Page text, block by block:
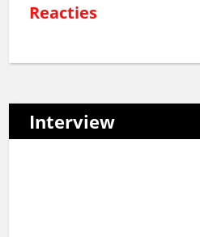
Reacties
Interview